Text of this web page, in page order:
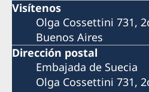
Visítenos
Olga Cossettini 731,
Buenos Aires
Dirección postal
Embajada de Suecia
Olga Cossettini 731,